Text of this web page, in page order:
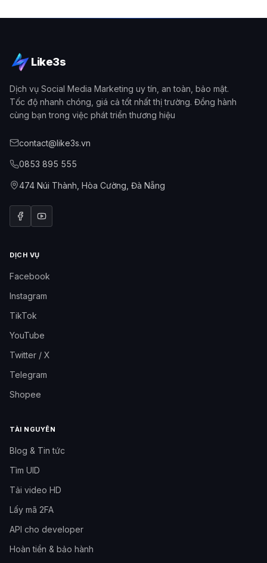
Like3s
Dịch vụ Social Media Marketing uy tín, an toàn, bảo mật.
Tốc độ nhanh chóng, giá cả tốt nhất thị trường. Đồng hành
cùng bạn trong việc phát triển thương hiệu
contact@like3s.vn
0853 895 555
474 Núi Thành, Hòa Cường, Đà Nẵng
DỊCH VỤ
Facebook
Instagram
TikTok
YouTube
Twitter / X
Telegram
Shopee
TÀI NGUYÊN
Blog & Tin tức
Tìm UID
Tải video HD
Lấy mã 2FA
API cho developer
Hoàn tiền & bảo hành